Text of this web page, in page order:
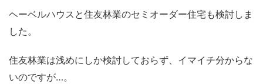
ヘーベルハウスと住友林業のセミオーダー住宅も検討しま
した。
住友林業は浅めにしか検討しておらず、イマイチ分からな
いのですが…。